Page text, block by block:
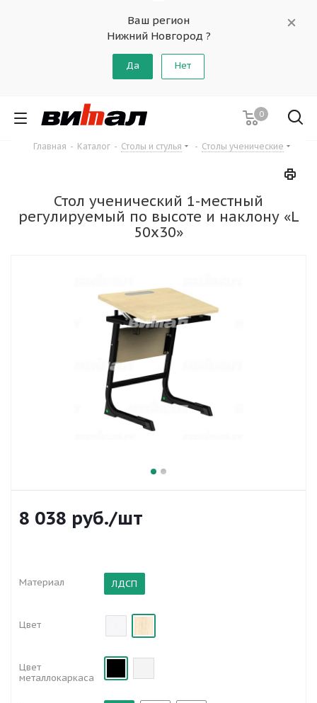
Ваш регион
Нижний Новгород ?
Да Нет
0
Главная - Каталог - Столы и стулья - Столы ученические
Стол ученический 1-местный
регулируемый по высоте и наклону «L
50x30»
8 038 руб./шт
Материал ЛДСП
Цвет
Цвет
металлокаркаса